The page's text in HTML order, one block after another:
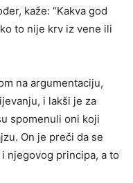
kaže: “Kakva god
to nije krv iz vene ili
na argumentaciju,
i lakši je za
spomenuli oni koji
On je preči da se
njegovog principa, a to